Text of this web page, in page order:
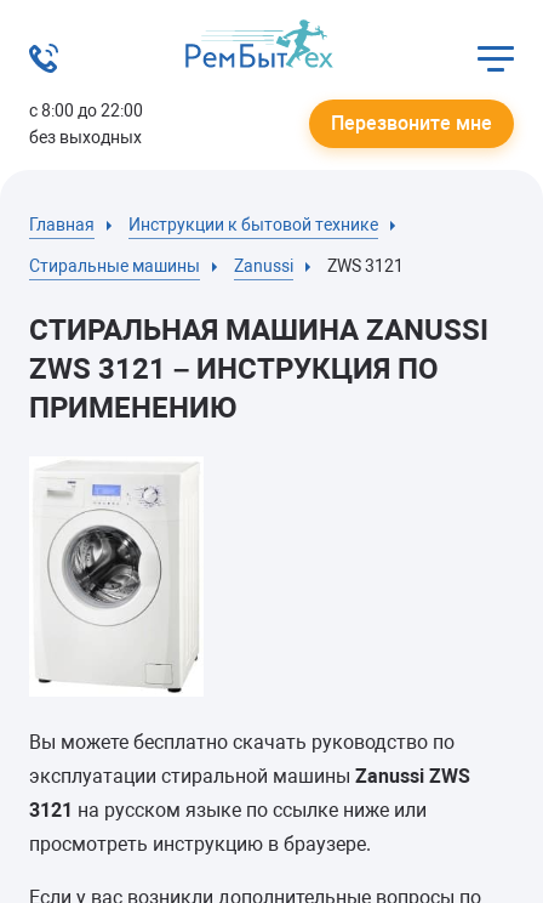
с 8:00 до 22:00
без выходных
Перезвоните мне
Главная Инструкции к бытовой технике
Стиральные машины Zanussi ZWS 3121
СТИРАЛЬНАЯ МАШИНА ZANUSSI
ZWS 3121 – ИНСТРУКЦИЯ ПО
ПРИМЕНЕНИЮ
Вы можете бесплатно скачать руководство по
эксплуатации стиральной машины Zanussi ZWS
3121 на русском языке по ссылке ниже или
просмотреть инструкцию в браузере.
Если у вас возникли дополнительные вопросы по